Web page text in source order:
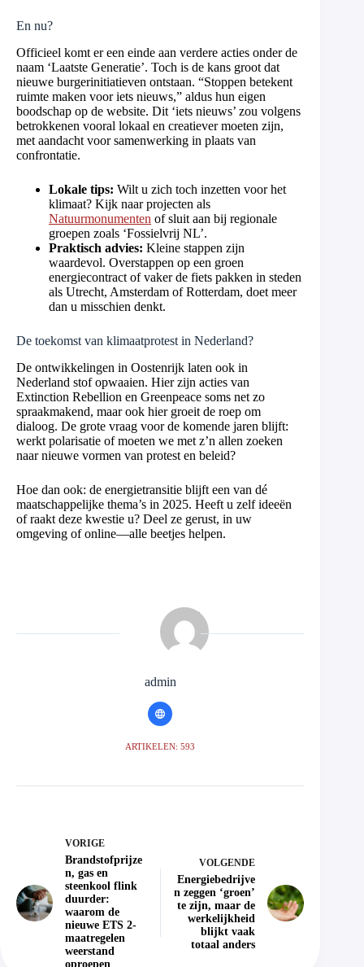
En nu?
Officieel komt er een einde aan verdere acties onder de
naam ‘Laatste Generatie’. Toch is de kans groot dat
nieuwe burgerinitiatieven ontstaan. “Stoppen betekent
ruimte maken voor iets nieuws,” aldus hun eigen
boodschap op de website. Dit ‘iets nieuws’ zou volgens
betrokkenen vooral lokaal en creatiever moeten zijn,
met aandacht voor samenwerking in plaats van
confrontatie.
Lokale tips: Wilt u zich toch inzetten voor het
klimaat? Kijk naar projecten als
Natuurmonumenten of sluit aan bij regionale
groepen zoals ‘Fossielvrij NL’.
Praktisch advies: Kleine stappen zijn
waardevol. Overstappen op een groen
energiecontract of vaker de fiets pakken in steden
als Utrecht, Amsterdam of Rotterdam, doet meer
dan u misschien denkt.
De toekomst van klimaatprotest in Nederland?
De ontwikkelingen in Oostenrijk laten ook in
Nederland stof opwaaien. Hier zijn acties van
Extinction Rebellion en Greenpeace soms net zo
spraakmakend, maar ook hier groeit de roep om
dialoog. De grote vraag voor de komende jaren blijft:
werkt polarisatie of moeten we met z’n allen zoeken
naar nieuwe vormen van protest en beleid?
Hoe dan ook: de energietransitie blijft een van dé
maatschappelijke thema’s in 2025. Heeft u zelf ideeën
of raakt deze kwestie u? Deel ze gerust, in uw
omgeving of online—alle beetjes helpen.
admin
ARTIKELEN: 593
VORIGE
Brandstofprijze
n, gas en
steenkool flink
duurder:
waarom de
nieuwe ETS 2-
maatregelen
weerstand
oproepen
VOLGENDE
Energiebedrijve
n zeggen ‘groen’
te zijn, maar de
werkelijkheid
blijkt vaak
totaal anders